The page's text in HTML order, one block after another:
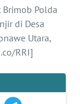
Polda
di Desa
Utara,
RRI]